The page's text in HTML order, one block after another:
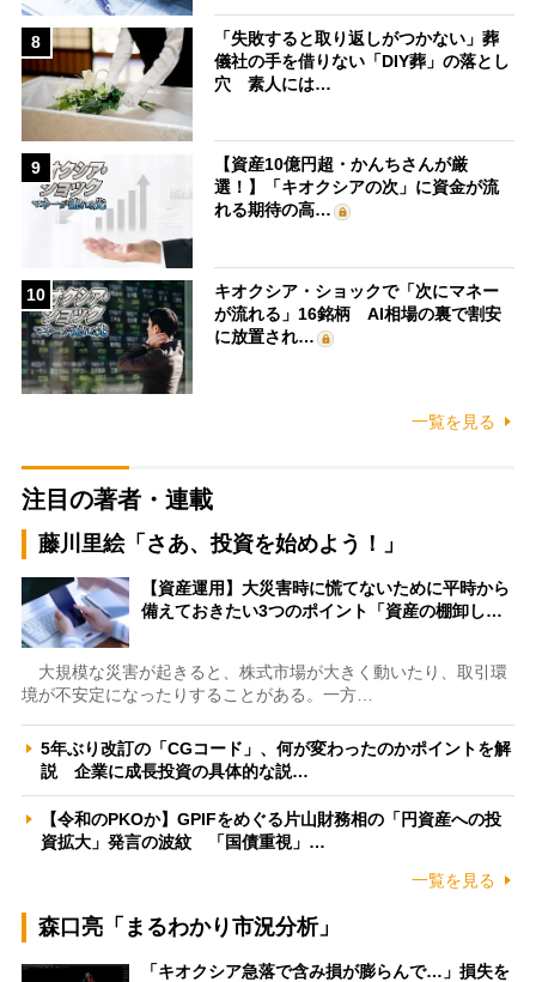
8
「失敗すると取り返しがつかない」葬
儀社の手を借りない「DIY葬」の落とし
穴 素人には…
9
【資産10億円超・かんちさんが厳
選！】「キオクシアの次」に資金が流
れる期待の高…
10
キオクシア・ショックで「次にマネー
が流れる」16銘柄 AI相場の裏で割安
に放置され…
一覧を見る
注目の著者・連載
藤川里絵「さあ、投資を始めよう！」
【資産運用】大災害時に慌てないために平時から
備えておきたい3つのポイント「資産の棚卸し…
大規模な災害が起きると、株式市場が大きく動いたり、取引環
境が不安定になったりすることがある。一方…
5年ぶり改訂の「CGコード」、何が変わったのかポイントを解
説 企業に成長投資の具体的な説…
【令和のPKOか】GPIFをめぐる片山財務相の「円資産への投
資拡大」発言の波紋 「国債重視」…
一覧を見る
森口亮「まるわかり市況分析」
「キオクシア急落で含み損が膨らんで…」損失を